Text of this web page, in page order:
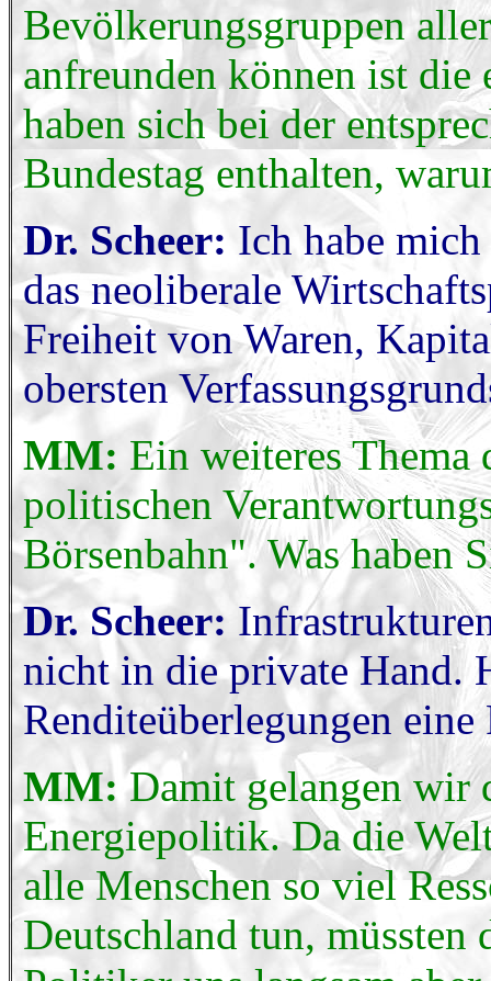
Bevölkerungsgruppen
anfreunden können ist die
haben sich bei der
Bundestag enthalten,
Dr. Scheer: Ich habe
das neoliberale
Freiheit von Waren,
obersten
MM: Ein weiteres
politischen
Börsenbahn". Was haben
Dr. Scheer:
nicht in die private Hand.
Renditeüberlegungen
MM:Damit gelangen wir
Energiepolitik. Da die
alle Menschen so viel
Deutschland tun,